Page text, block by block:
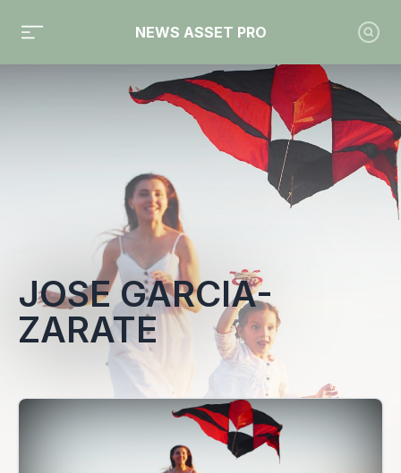
NEWS ASSET PRO
Toute l'actualité sur le tag "Jose Garcia-Zarate"
JOSE GARCIA-
ZARATE